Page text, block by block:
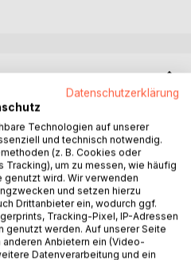
Eine humorvolle Familien- und
und flüchtet sich in ihre
dem besten Ehemann von
Vicky und Rieke sowie
Bagage aus. Doch auch
Familienkatastrophen kann
Freundinnen
die Waschmaschine Tinka,
Datenschutzerklärung
Technologien auf unserer
und technisch notwendig.
(z. B. Cookies oder
um zu messen, wie häufig
wird. Wir verwenden
und setzen hierzu
Drittanbieter ein, wodurch ggf.
Tracking-Pixel, IP-Adressen
werden. Auf unserer Seite
Anbietern ein (Video-
Datenverarbeitung und ein